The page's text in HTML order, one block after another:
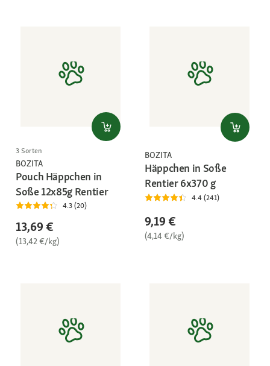
3 Sorten
BOZITA
Pouch Häppchen in
Soße 12x85g Rentier
4.3 (20)
13,69 €
(13,42 €/kg)
BOZITA
Häppchen in Soße
Rentier 6x370 g
4.4 (241)
9,19 €
(4,14 €/kg)